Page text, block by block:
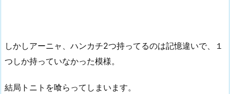
しかしアーニャ、ハンカチ2つ持ってるのは記憶違いで、１
つしか持っていなかった模様。
結局トニトを喰らってしまいます。